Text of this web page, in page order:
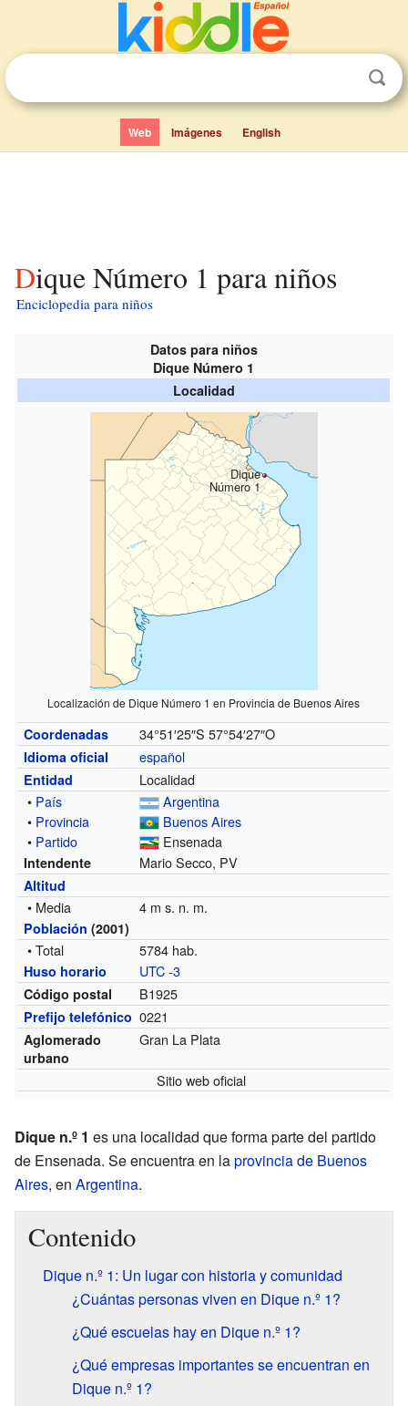
Web Imágenes English
Dique Número 1 para niños
Enciclopedia para niños
Datos para niños
Dique Número 1
Localidad
Dique
Número 1
Localización de Dique Número 1 en Provincia de Buenos Aires
Coordenadas 34°51′25″S 57°54′27″O
Idioma oficial español
Entidad
Localidad
• País
Argentina
• Provincia
Buenos Aires
• Partido Ensenada
Intendente Mario Secco, PV
Altitud
• Media 4 m s. n. m.
Población (2001)
• Total 5784 hab.
Huso horario UTC -3
Código postal B1925
Prefijo telefónico 0221
Aglomerado
urbano
Gran La Plata
Sitio web oficial
Dique n.º 1 es una localidad que forma parte del partido
de Ensenada. Se encuentra en laprovincia de Buenos
Aires, en Argentina.
Contenido
Dique n.º 1: Un lugar con historia y comunidad
¿Cuántas personas viven en Dique n.º 1?
¿Qué escuelas hay en Dique n.º 1?
¿Qué empresas importantes se encuentran en
Dique n.º 1?